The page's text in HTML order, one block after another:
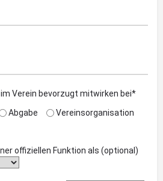
Verein bevorzugt mitwirken bei*
Abgabe
Vereinsorganisation
offiziellen Funktion als (optional)